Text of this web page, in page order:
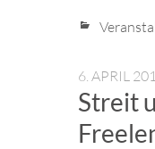
6. APRIL
Streit